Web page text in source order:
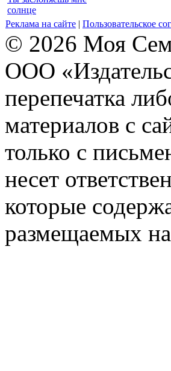
солнце
Реклама на сайте | Пользовательское
© 2026 Моя
ООО
перепечатка
материалов с
только с
несет
которые
размещаемых